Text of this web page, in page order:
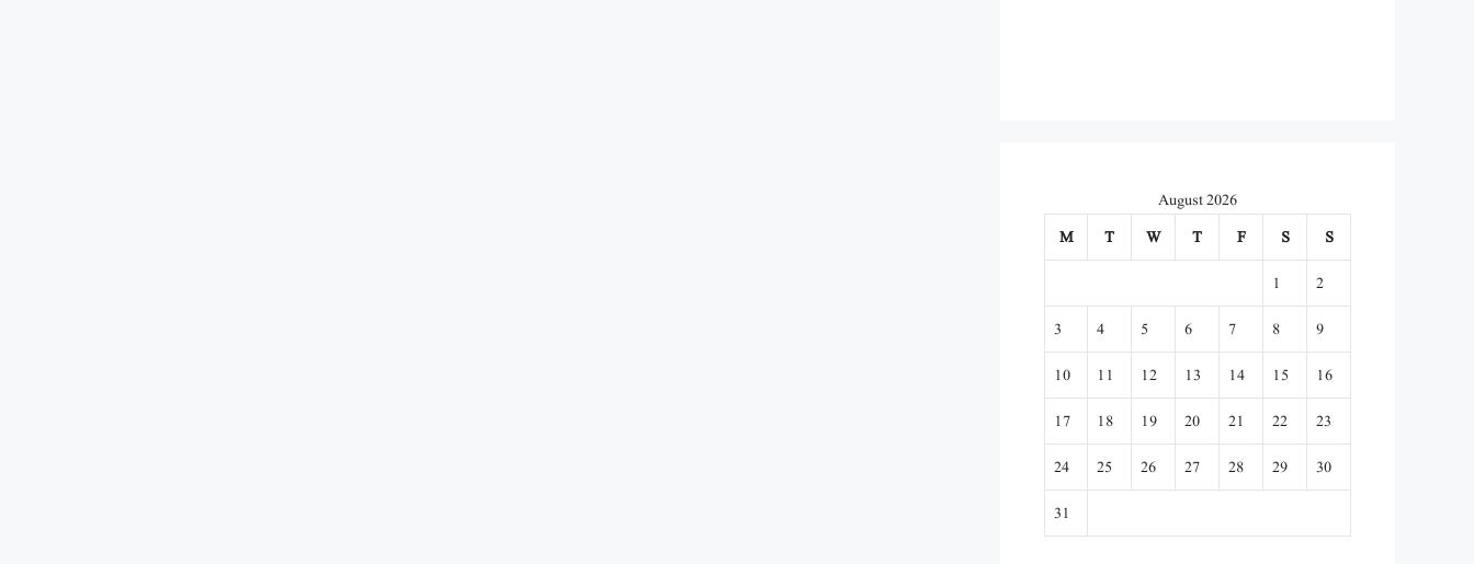
August 2026
M
T W T F S
S
1
2
3
4 5 6 7 8
9
10
11 12 13 14 15
16
17
18 19 20 21 22
23
24
25 26 27 28 29
30
31